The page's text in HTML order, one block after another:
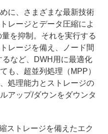
に、さまざまな最新技術
レージとデータ圧縮によ
を抑制。それを実行する
レージを備え、ノード間
など、DWH用に最適化
も、超並列処理（MPP）
処理能力とストレージの
アップ/ダウンをダウンタ
ストレージを備えたエク